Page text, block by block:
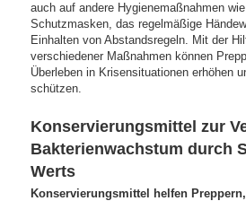
auch auf andere Hygienemaßnahmen
Schutzmasken, das regelmäßige
Einhalten von Abstandsregeln. Mit der
verschiedener Maßnahmen können
Überleben in Krisensituationen erhöhen
schützen.
Konservierungsmittel zur
Bakterienwachstum durch
Werts
Konservierungsmittel helfen